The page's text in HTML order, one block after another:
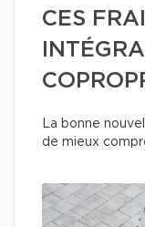
CES
La bonne
de mieux